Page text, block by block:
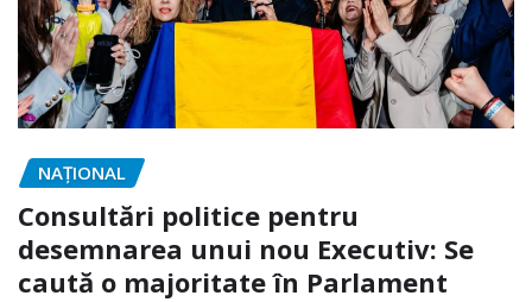
NAŢIONAL
Consultări politice pentru
desemnarea unui nou Executiv: Se
caută o majoritate în Parlament